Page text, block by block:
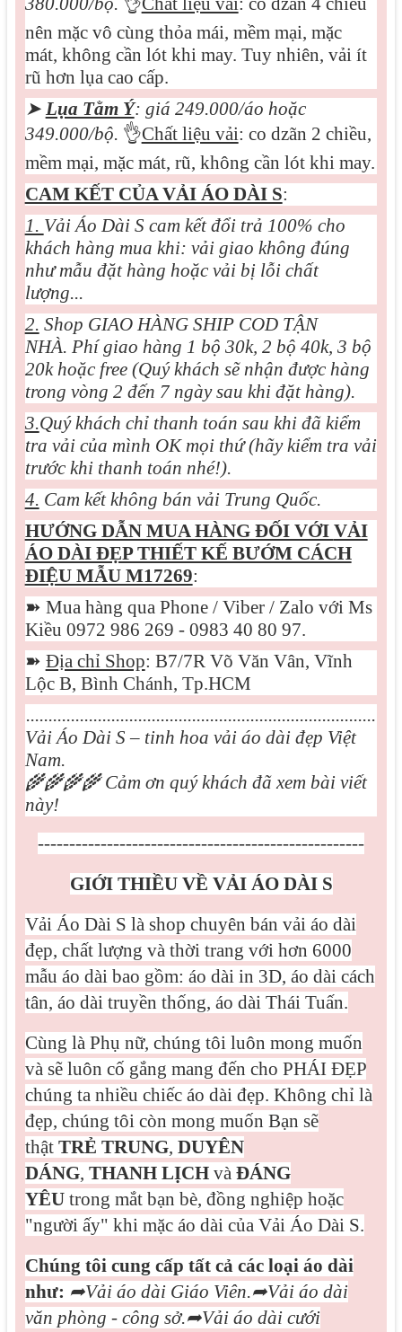
nên mặc vô cùng thỏa mái, mềm mại, mặc
mát, không cần lót khi may. Tuy nhiên, vải ít
rũ hơn lụa cao cấp.
➤ Lụa Tằm Ý: giá 249.000/áo hoặc
349.000/bộ. 👌Chất liệu vải: co dzãn 2 chiều,
mềm mại, mặc mát, rũ, không cần lót khi may.
CAM KẾT CỦA VẢI ÁO DÀI S:
1. Vải Áo Dài S cam kết đổi trả 100% cho
khách hàng mua khi: vải giao không đúng
như mẫu đặt hàng hoặc vải bị lỗi chất
lượng...
2. Shop GIAO HÀNG SHIP COD TẬN
NHÀ. Phí giao hàng 1 bộ 30k, 2 bộ 40k, 3 bộ
20k hoặc free (Quý khách sẽ nhận được hàng
trong vòng 2 đến 7 ngày sau khi đặt hàng).
3.Quý khách chỉ thanh toán sau khi đã kiểm
tra vải của mình OK mọi thứ (hãy kiểm tra vải
trước khi thanh toán nhé!).
4. Cam kết không bán vải Trung Quốc.
HƯỚNG DẪN MUA HÀNG ĐỐI VỚI VẢI
ÁO DÀI ĐẸP THIẾT KẾ BƯỚM CÁCH
ĐIỆU MẪU M17269:
➽ Mua hàng qua Phone / Viber / Zalo với Ms
Kiều 0972 986 269 - 0983 40 80 97.
➽ Địa chỉ Shop: B7/7R Võ Văn Vân, Vĩnh
Lộc B, Bình Chánh, Tp.HCM
..............................................................................
Vải Áo Dài S – tinh hoa vải áo dài đẹp Việt
Nam.
🌾🌾🌾🌾Cảm ơn quý khách đã xem bài viết
này!
----------------------------------------------------
GIỚI THIỀU VỀ VẢI ÁO DÀI S
Vải Áo Dài S là shop chuyên bán vải áo dài
đẹp, chất lượng và thời trang với hơn 6000
mẫu áo dài bao gồm: áo dài in 3D, áo dài cách
tân, áo dài truyền thống, áo dài Thái Tuấn.
Cùng là Phụ nữ, chúng tôi luôn mong muốn
và sẽ luôn cố gắng mang đến cho PHÁI ĐẸP
chúng ta nhiều chiếc áo dài đẹp. Không chỉ là
đẹp, chúng tôi còn mong muốn Bạn sẽ
thật TRẺ TRUNG, DUYÊN
DÁNG, THANH LỊCHvà ĐÁNG
YÊUtrong mắt bạn bè, đồng nghiệp hoặc
"người ấy" khi mặc áo dài của Vải Áo Dài S.
Chúng tôi cung cấp tất cả các loại áo dài
như: ➦Vải áo dài Giáo Viên.➦Vải áo dài
văn phòng - công sở.➦Vải áo dài cưới